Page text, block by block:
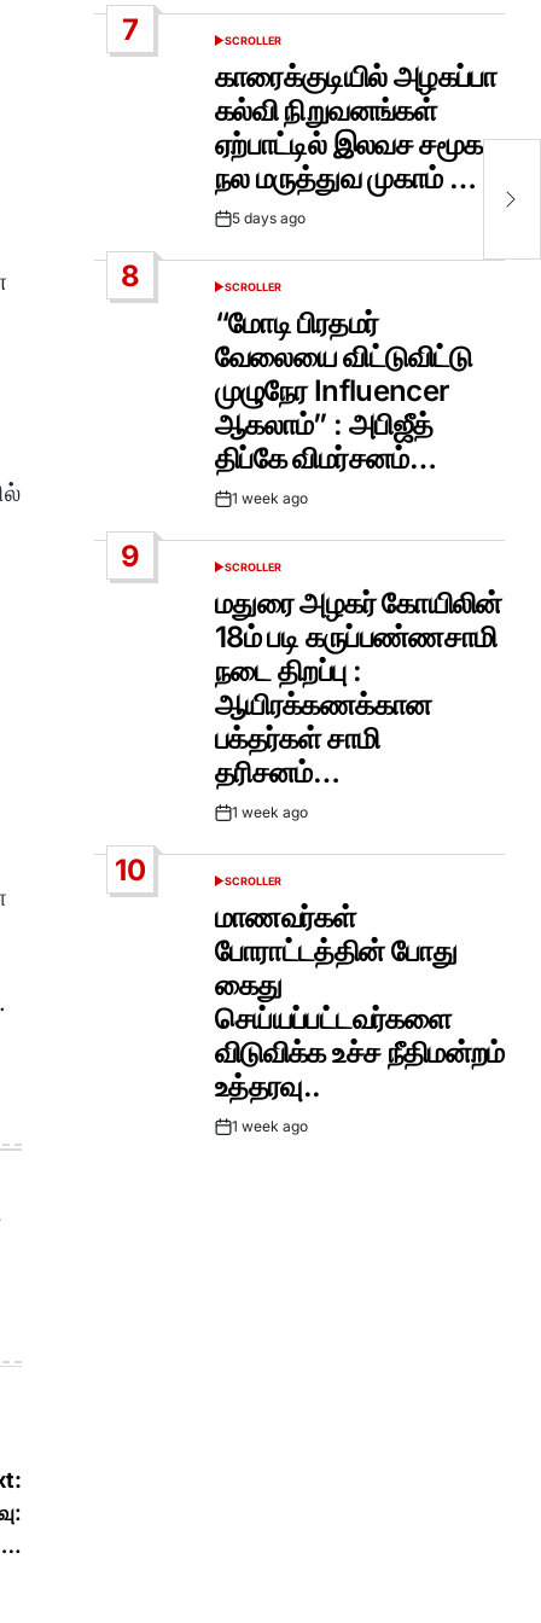
7
POSTED
SCROLLER
காரைக்குடியில் அழகப்பா
கல்வி நிறுவனங்கள்
ஏற்பாட்டில் இலவச சமூக
நல மருத்துவ முகாம் …
Post5 days ago
8
POSTED
SCROLLER
“மோடி பிரதமர்
வேலையை விட்டுவிட்டு
முழுநேர Influencer
ஆகலாம்” : அபிஜீத்
திப்கே விமர்சனம்…
Post1 week ago
9
POSTED
SCROLLER
மதுரை அழகர் கோயிலின்
18ம் படி கருப்பண்ணசாமி
நடை திறப்பு :
ஆயிரக்கணக்கான
பக்தர்கள் சாமி
தரிசனம்…
Post1 week ago
10
POSTED
SCROLLER
மாணவர்கள்
போராட்டத்தின் போது
கைது
செய்யப்பட்டவர்களை
விடுவிக்க உச்ச நீதிமன்றம்
உத்தரவு..
Post1 week ago